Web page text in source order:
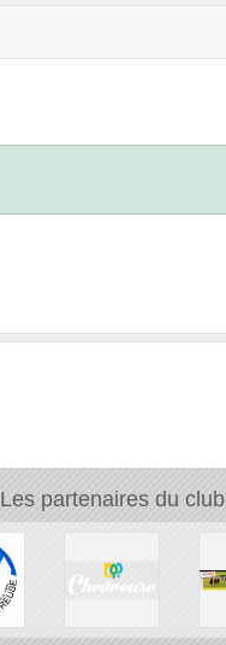
Les partenaires du club